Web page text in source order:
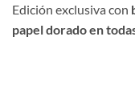
Edición exclusiva con
papel dorado en